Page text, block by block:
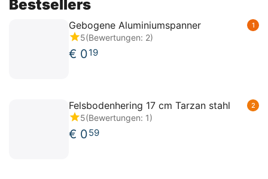
Bestsellers
1
Gebogene Aluminiumspanner
5(Bewertungen: 2)
€ 019
2
Felsbodenhering 17 cm Tarzan stahl
5(Bewertungen: 1)
€ 059